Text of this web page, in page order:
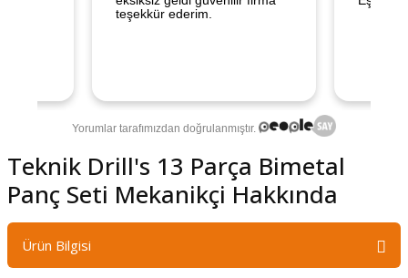
Teknik Drill's 13 Parça Bimetal
Panç Seti Mekanikçi Hakkında
Ürün Bilgisi